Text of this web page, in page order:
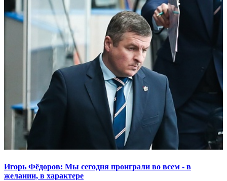
Игорь Фёдоров: Мы сегодня проиграли во всем - в
желании, в характере